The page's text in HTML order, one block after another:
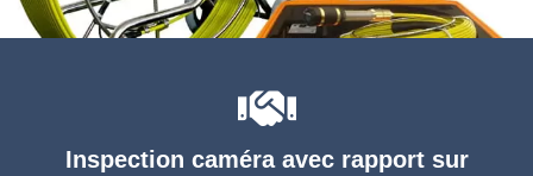
Inspection caméra avec rapport sur